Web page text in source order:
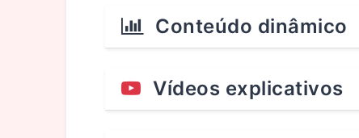
Conteúdo dinâmico
Vídeos explicativos